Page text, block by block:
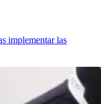
implementar las